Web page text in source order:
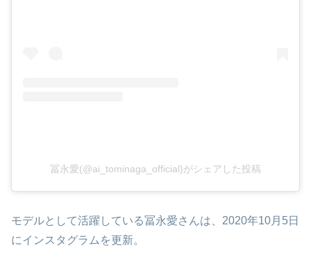
冨永愛(@ai_tominaga_official)がシェアした投稿
モデルとして活躍している冨永愛さんは、2020年10月5日
にインスタグラムを更新。